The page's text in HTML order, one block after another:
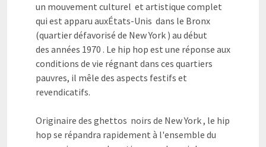
un mouvement culturel et artistique complet
qui est apparu auxÉtats-Unis dans le Bronx
(quartier défavorisé de New York ) au début
des années 1970 . Le hip hop est une réponse aux
conditions de vie régnant dans ces quartiers
pauvres, il mêle des aspects festifs et
revendicatifs.
Originaire des ghettos noirs de New York , le hip
hop se répandra rapidement à l'ensemble du